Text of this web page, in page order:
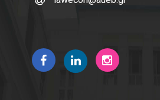
Linkedin
Instagram